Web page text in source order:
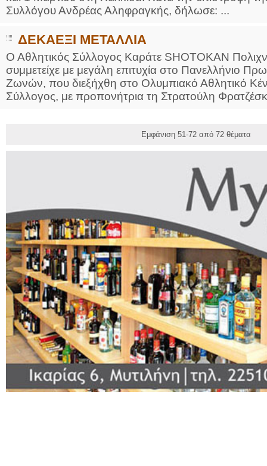
Συλλόγου Ανδρέας Αληφραγκής, δήλωσε: ...
ΔΕΚΑΕΞΙ ΜΕΤΑΛΛΙΑ
Ο Αθλητικός Σύλλογος Καράτε SHOTOKAN
συμμετείχε με μεγάλη επιτυχία στο Πανελλήνιο
Ζωνών, που διεξήχθη στο Ολυμπιακό Αθλητικό
Σύλλογος, με προπονήτρια τη Στρατούλη
Εμφάνιση 51-72 από 72 θέματα